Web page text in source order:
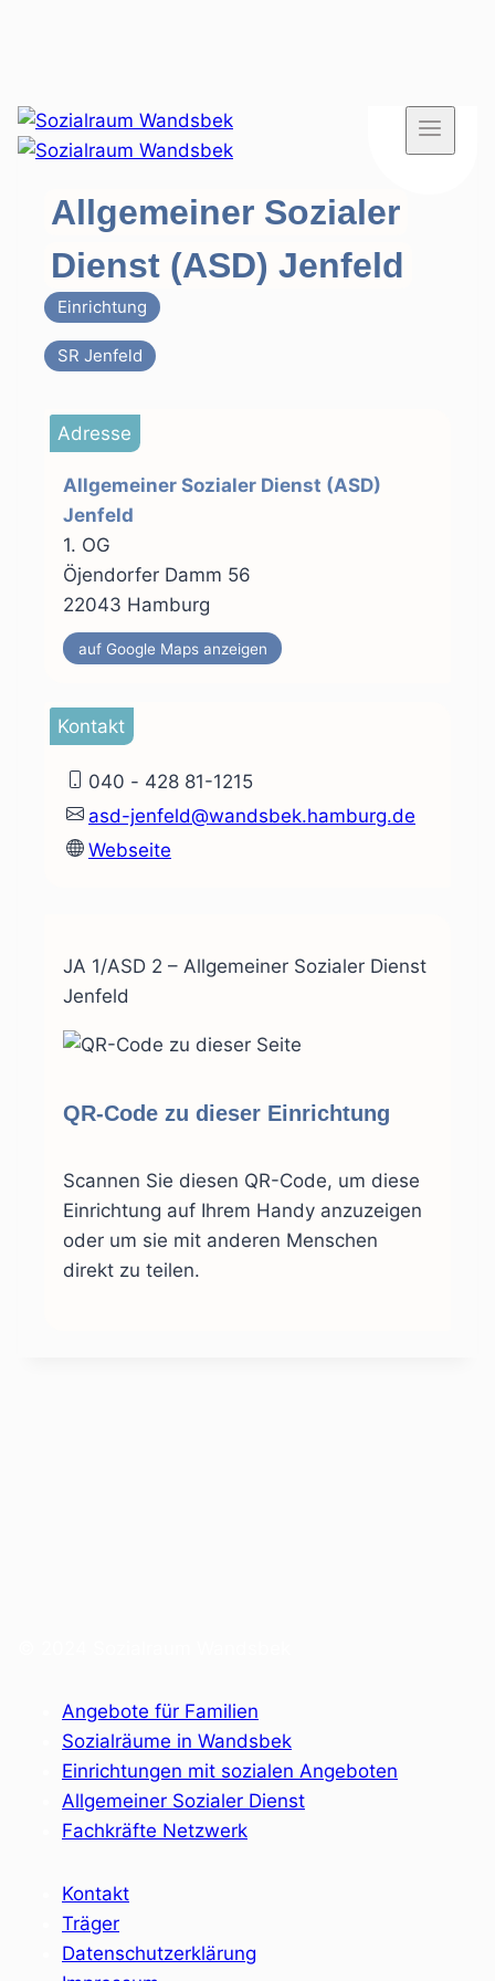
Zum
Inhalt
Allgemeiner Sozialer
Dienst (ASD) Jenfeld
Einrichtung
SR Jenfeld
JA 1/ASD 2 – Allgemeiner Sozialer Dienst
Jenfeld
QR-Code zu dieser Einrichtung
Scannen Sie diesen QR-Code, um diese
Einrichtung auf Ihrem Handy anzuzeigen
oder um sie mit anderen Menschen
direkt zu teilen.
Adresse
Allgemeiner Sozialer Dienst (ASD)
Jenfeld
1. OG
Öjendorfer Damm 56
22043 Hamburg
auf Google Maps anzeigen
Kontakt
040 - 428 81-1215
asd-jenfeld@wandsbek.hamburg.de
Webseite
Angebote für Familien
Sozialräume in Wandsbek
Einrichtungen mit sozialen Angeboten
Allgemeiner Sozialer Dienst
Fachkräfte Netzwerk
Kontakt
Träger
Datenschutzerklärung